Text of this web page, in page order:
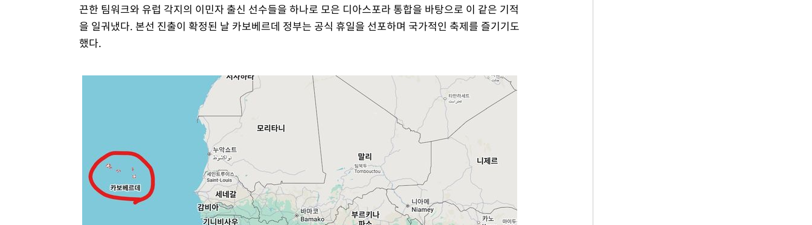
끈한 팀워크와 유럽 각지의 이민자 출신 선수들을 하나로 모은 디아스포라 통합을 바탕으로 이 같은 기적
을 일궈냈다. 본선 진출이 확정된 날 카보베르데 정부는 공식 휴일을 선포하며 국가적인 축제를 즐기기도
했다.